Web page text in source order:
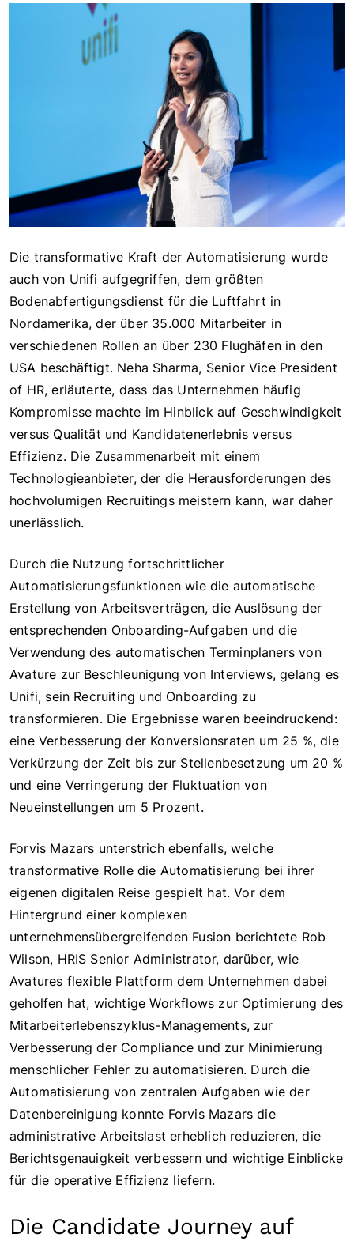
Die transformative Kraft der Automatisierung wurde
auch von Unifi aufgegriffen, dem größten
Bodenabfertigungsdienst für die Luftfahrt in
Nordamerika, der über 35.000 Mitarbeiter in
verschiedenen Rollen an über 230 Flughäfen in den
USA beschäftigt. Neha Sharma, Senior Vice President
of HR, erläuterte, dass das Unternehmen häufig
Kompromisse machte im Hinblick auf Geschwindigkeit
versus Qualität und Kandidatenerlebnis versus
Effizienz. Die Zusammenarbeit mit einem
Technologieanbieter, der die Herausforderungen des
hochvolumigen Recruitings meistern kann, war daher
unerlässlich.
Durch die Nutzung fortschrittlicher
Automatisierungsfunktionen wie die automatische
Erstellung von Arbeitsverträgen, die Auslösung der
entsprechenden Onboarding-Aufgaben und die
Verwendung des automatischen Terminplaners von
Avature zur Beschleunigung von Interviews, gelang es
Unifi, sein Recruiting und Onboarding zu
transformieren. Die Ergebnisse waren beeindruckend:
eine Verbesserung der Konversionsraten um 25 %, die
Verkürzung der Zeit bis zur Stellenbesetzung um 20 %
und eine Verringerung der Fluktuation von
Neueinstellungen um 5 Prozent.
Forvis Mazars unterstrich ebenfalls, welche
transformative Rolle die Automatisierung bei ihrer
eigenen digitalen Reise gespielt hat. Vor dem
Hintergrund einer komplexen
unternehmensübergreifenden Fusion berichtete Rob
Wilson, HRIS Senior Administrator, darüber, wie
Avatures flexible Plattform dem Unternehmen dabei
geholfen hat, wichtige Workflows zur Optimierung des
Mitarbeiterlebenszyklus-Managements, zur
Verbesserung der Compliance und zur Minimierung
menschlicher Fehler zu automatisieren. Durch die
Automatisierung von zentralen Aufgaben wie der
Datenbereinigung konnte Forvis Mazars die
administrative Arbeitslast erheblich reduzieren, die
Berichtsgenauigkeit verbessern und wichtige Einblicke
für die operative Effizienz liefern.
Die Candidate Journey auf